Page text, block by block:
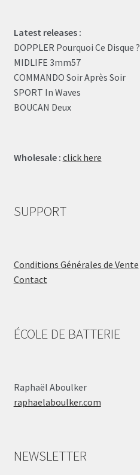
Latest releases :
DOPPLER Pourquoi Ce Disque ?
MIDLIFE 3mm57
COMMANDO Soir Après Soir
SPORT In Waves
BOUCAN Deux
Wholesale : click here
SUPPORT
Conditions Générales de Vente
Contact
ÉCOLE DE BATTERIE
Raphaël Aboulker
raphaelaboulker.com
NEWSLETTER